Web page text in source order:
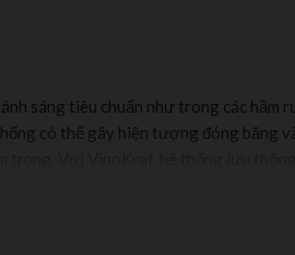
sáng tiêu chuẩn như trong các hầm
có thể gây hiện tượng đóng băng
định, êm ái, không gây ra tiếng